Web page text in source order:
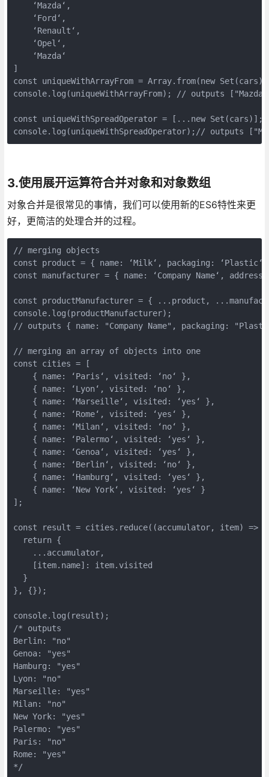
    ‘Mazda‘,
    ‘Ford‘,
    ‘Renault‘,
    ‘Opel‘,
    ‘Mazda‘
]
const uniqueWithArrayFrom = Array.from(new
console.log(uniqueWithArrayFrom); // outputs
const uniqueWithSpreadOperator = [...new Set(cars)];
console.log(uniqueWithSpreadOperator);// outputs
3.使用展开运算符合并对象和对象数组
对象合并是很常见的事情，我们可以使用新的ES6特性来更
好，更简洁的处理合并的过程。
// merging objects
const product = { name: ‘Milk‘, packaging:
const manufacturer = { name: ‘Company Name‘,
const productManufacturer = { ...product,
console.log(productManufacturer);
// outputs { name: "Company Name", packaging:
// merging an array of objects into one
const cities = [
    { name: ‘Paris‘, visited: ‘no‘ },
    { name: ‘Lyon‘, visited: ‘no‘ },
    { name: ‘Marseille‘, visited: ‘yes‘ },
    { name: ‘Rome‘, visited: ‘yes‘ },
    { name: ‘Milan‘, visited: ‘no‘ },
    { name: ‘Palermo‘, visited: ‘yes‘ },
    { name: ‘Genoa‘, visited: ‘yes‘ },
    { name: ‘Berlin‘, visited: ‘no‘ },
    { name: ‘Hamburg‘, visited: ‘yes‘ },
    { name: ‘New York‘, visited: ‘yes‘ }
];
const result = cities.reduce((accumulator, item) => {
  return {
    ...accumulator,
    [item.name]: item.visited
  }
}, {});
console.log(result);
/* outputs
Berlin: "no"
Genoa: "yes"
Hamburg: "yes"
Lyon: "no"
Marseille: "yes"
Milan: "no"
New York: "yes"
Palermo: "yes"
Paris: "no"
Rome: "yes"
*/